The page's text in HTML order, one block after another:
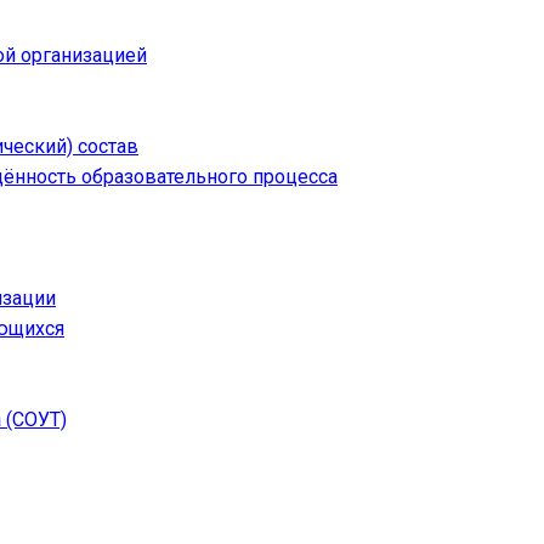
организацией
состав
образовательного процесса
(СОУТ)